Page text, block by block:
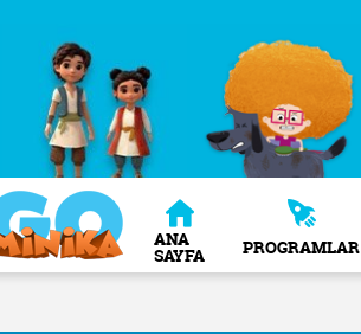
ANA
SAYFA PROGRAMLAR